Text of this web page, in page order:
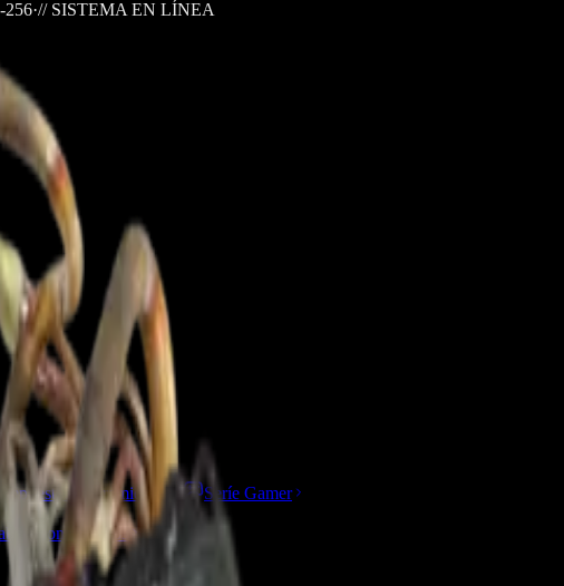
256·// SISTEMA EN LÍNEA
Repuestos/Herramientas
Seríe Gamer
con nosotros